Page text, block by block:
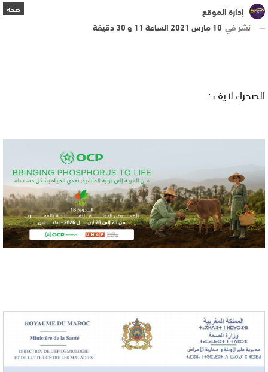
صحة
إدارة الموقع
نشر في 10 مارس 2021 الساعة 11 و 30 دقيقة
الصحراء لايف :